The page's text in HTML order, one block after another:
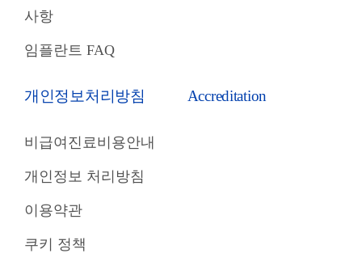
사항
임플란트 FAQ
개인정보처리방침
비급여진료비용안내
개인정보 처리방침
이용약관
쿠키 정책
Accreditation